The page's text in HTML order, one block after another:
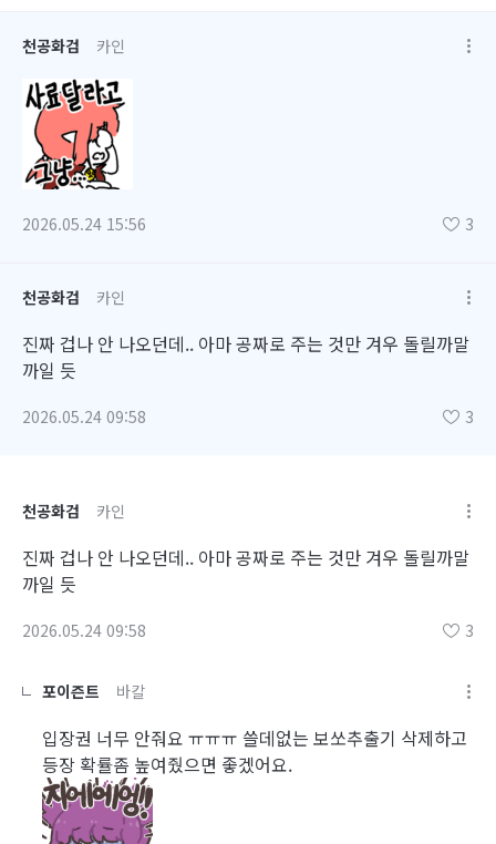
천공화검 카인
2026.05.24 15:56 3
천공화검 카인
진짜 겁나 안 나오던데.. 아마 공짜로 주는 것만 겨우 돌릴까말
까일 듯
2026.05.24 09:58 3
천공화검 카인
진짜 겁나 안 나오던데.. 아마 공짜로 주는 것만 겨우 돌릴까말
까일 듯
2026.05.24 09:58 3
포이즌트 바칼
입장권 너무 안줘요 ㅠㅠㅠ 쓸데없는 보쏘추출기 삭제하고
등장 확률좀 높여줬으면 좋겠어요.